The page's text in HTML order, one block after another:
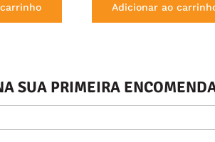
Adicionar ao
SUA PRIMEIRA